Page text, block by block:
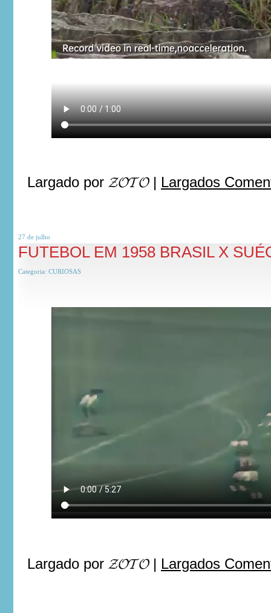
Largado por 𝓩𝓞𝓣𝓞| Largados
27 de julho
FUTEBOL EM 1958 BRASIL X
Categoria: CURIOSAS
Largado por 𝓩𝓞𝓣𝓞| Largados